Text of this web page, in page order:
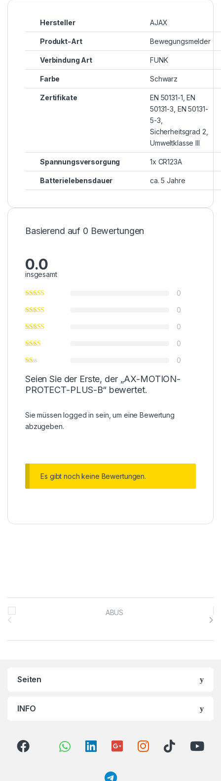
Hersteller AJAX
Produkt-Art Bewegungsmelder
Verbindung Art FUNK
Farbe Schwarz
Zertifikate
EN 50131-1, EN
50131-3, EN 50131-
5-3,
Sicherheitsgrad 2,
Umweltklasse III
Spannungsversorgung 1x CR123A
Batterielebensdauer ca. 5 Jahre
Basierend auf 0 Bewertungen
0.0
insgesamt
0
0
0
0
0
Seien Sie der Erste, der „AX-MOTION-
PROTECT-PLUS-B“ bewertet.
Sie müssenlogged in sein, um eine Bewertung
abzugeben.
Es gibt noch keine Bewertungen.
Brands Carousel
Seiten
INFO